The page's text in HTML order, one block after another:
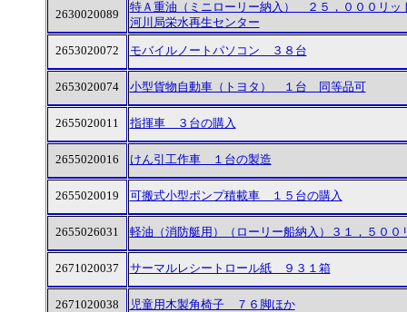
2630020089
特Ａ重油（ミニローリー納入） ２５，０００リ
河川局栄水再生センター
2653020072 モバイルノートパソコン ３８台
2653020074 小型貨物自動車（トヨタ） １台 同等品可
2655020011 指揮車 ３台の購入
2655020016 けん引工作車 １台の製造
2655020019 可搬式小型ポンプ積載車 １５台の購入
2655026031 軽油（消防艇用）（ローリー船納入）３１，５００
2671020037 サーマルレシートロール紙 ９３１箱
2671020038 児童用木製角椅子 ７６脚ほか